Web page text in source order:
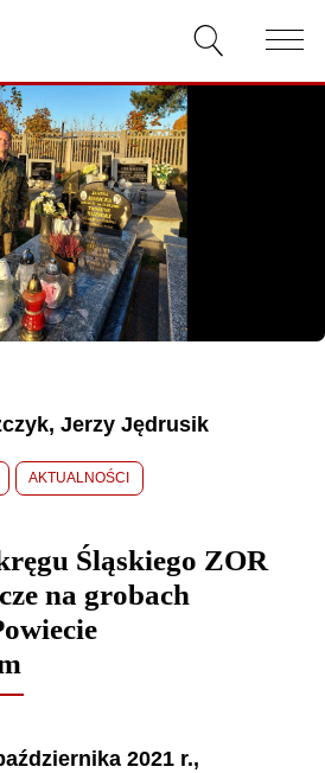
Jerzy Jędrusik
AKTUALNOŚCI
Śląskiego ZOR
na grobach
2021 r.,